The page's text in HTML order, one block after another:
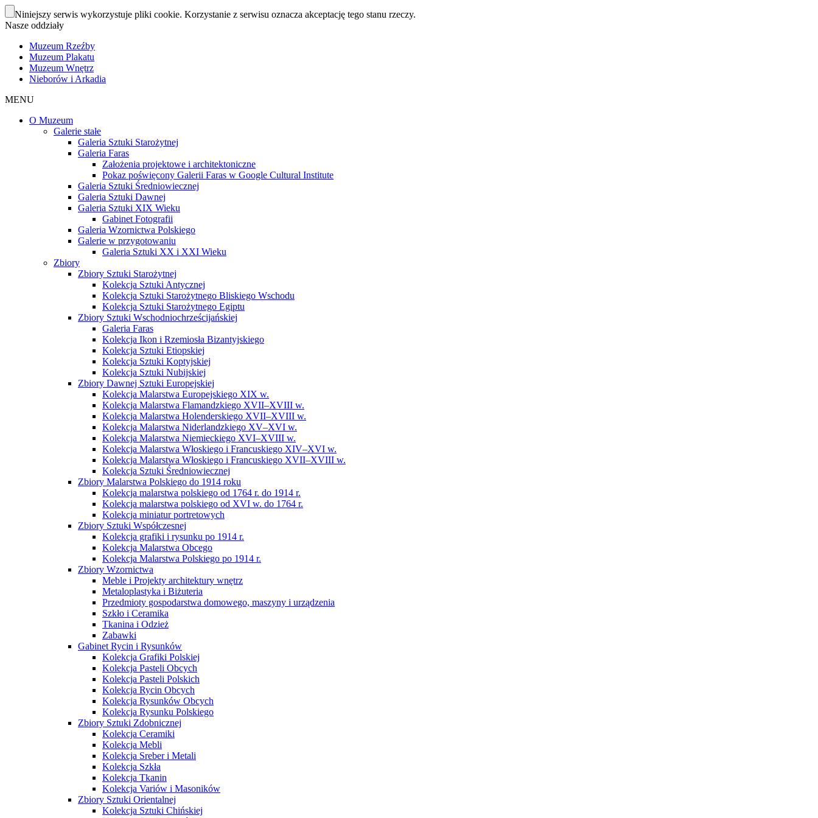
Niniejszy serwis wykorzystuje pliki cookie. Korzystanie z serwisu oznacza akceptację tego stanu rzeczy.
Nasze oddziały
Muzeum Rzeźby
Muzeum Plakatu
Muzeum Wnętrz
Nieborów i Arkadia
MENU
O Muzeum
Galerie stałe
Galeria Sztuki Starożytnej
Galeria Faras
Założenia projektowe i architektoniczne
Pokaz poświęcony Galerii Faras w Google Cultural Institute
Galeria Sztuki Średniowiecznej
Galeria Sztuki Dawnej
Galeria Sztuki XIX Wieku
Gabinet Fotografii
Galeria Wzornictwa Polskiego
Galerie w przygotowaniu
Galeria Sztuki XX i XXI Wieku
Zbiory
Zbiory Sztuki Starożytnej
Kolekcja Sztuki Antycznej
Kolekcja Sztuki Starożytnego Bliskiego Wschodu
Kolekcja Sztuki Starożytnego Egiptu
Zbiory Sztuki Wschodniochrześcijańskiej
Galeria Faras
Kolekcja Ikon i Rzemiosła Bizantyjskiego
Kolekcja Sztuki Etiopskiej
Kolekcja Sztuki Koptyjskiej
Kolekcja Sztuki Nubijskiej
Zbiory Dawnej Sztuki Europejskiej
Kolekcja Malarstwa Europejskiego XIX w.
Kolekcja Malarstwa Flamandzkiego XVII–XVIII w.
Kolekcja Malarstwa Holenderskiego XVII–XVIII w.
Kolekcja Malarstwa Niderlandzkiego XV–XVI w.
Kolekcja Malarstwa Niemieckiego XVI–XVIII w.
Kolekcja Malarstwa Włoskiego i Francuskiego XIV–XVI w.
Kolekcja Malarstwa Włoskiego i Francuskiego XVII–XVIII w.
Kolekcja Sztuki Średniowiecznej
Zbiory Malarstwa Polskiego do 1914 roku
Kolekcja malarstwa polskiego od 1764 r. do 1914 r.
Kolekcja malarstwa polskiego od XVI w. do 1764 r.
Kolekcja miniatur portretowych
Zbiory Sztuki Współczesnej
Kolekcja grafiki i rysunku po 1914 r.
Kolekcja Malarstwa Obcego
Kolekcja Malarstwa Polskiego po 1914 r.
Zbiory Wzornictwa
Meble i Projekty architektury wnętrz
Metaloplastyka i Biżuteria
Przedmioty gospodarstwa domowego, maszyny i urządzenia
Szkło i Ceramika
Tkanina i Odzież
Zabawki
Gabinet Rycin i Rysunków
Kolekcja Grafiki Polskiej
Kolekcja Pasteli Obcych
Kolekcja Pasteli Polskich
Kolekcja Rycin Obcych
Kolekcja Rysunków Obcych
Kolekcja Rysunku Polskiego
Zbiory Sztuki Zdobnicznej
Kolekcja Ceramiki
Kolekcja Mebli
Kolekcja Sreber i Metali
Kolekcja Szkła
Kolekcja Tkanin
Kolekcja Variów i Masoników
Zbiory Sztuki Orientalnej
Kolekcja Sztuki Chińskiej